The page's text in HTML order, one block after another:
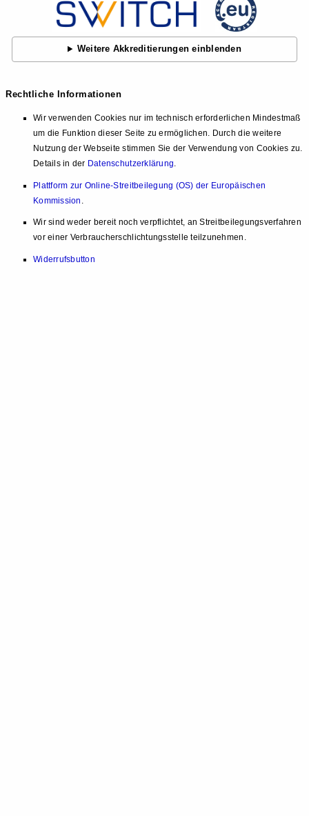
Weitere Akkreditierungen einblenden
Rechtliche Informationen
Wir verwenden Cookies nur im technisch erforderlichen Mindestmaß
um die Funktion dieser Seite zu ermöglichen. Durch die weitere
Nutzung der Webseite stimmen Sie der Verwendung von Cookies zu.
Details in der Datenschutzerklärung.
Plattform zur Online-Streitbeilegung (OS) der Europäischen
Kommission
Wir sind weder bereit noch verpflichtet, an Streitbeilegungsverfahren
vor einer Verbraucherschlichtungsstelle teilzunehmen.
Widerrufsbutton